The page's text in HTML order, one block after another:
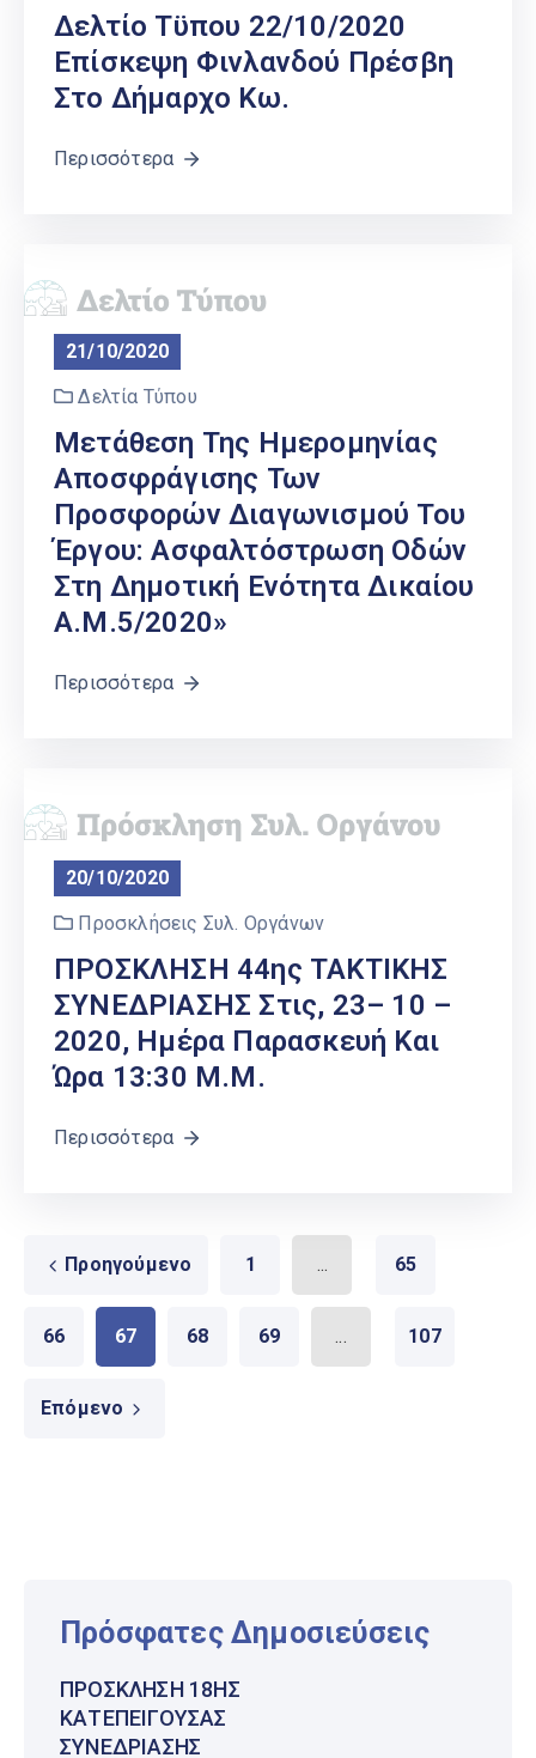
Δελτίο Τϋπου 22/10/2020
Επίσκεψη Φινλανδού Πρέσβη
Στο Δήμαρχο Κω.
Περισσότερα
21/10/2020
Δελτία Τύπου
Μετάθεση Της Ημερομηνίας
Αποσφράγισης Των
Προσφορών Διαγωνισμού Του
Έργου: Ασφαλτόστρωση Οδών
Στη Δημοτική Ενότητα Δικαίου
Α.Μ.5/2020»
Περισσότερα
20/10/2020
Προσκλήσεις Συλ. Οργάνων
ΠΡΟΣΚΛΗΣΗ 44ης ΤΑΚΤΙΚΗΣ
ΣΥΝΕΔΡΙΑΣΗΣ Στις, 23– 10 –
2020, Ημέρα Παρασκευή Και
Ώρα 13:30 Μ.μ.
Περισσότερα
Προηγούμενο 1 ... 65
66 67 68 69 ... 107
Επόμενο
Πρόσφατες Δημοσιεύσεις
ΠΡΌΣΚΛΗΣΗ 18ΗΣ
ΚΑΤΕΠΕΊΓΟΥΣΑΣ
ΣΥΝΕΔΡΊΑΣΗΣ